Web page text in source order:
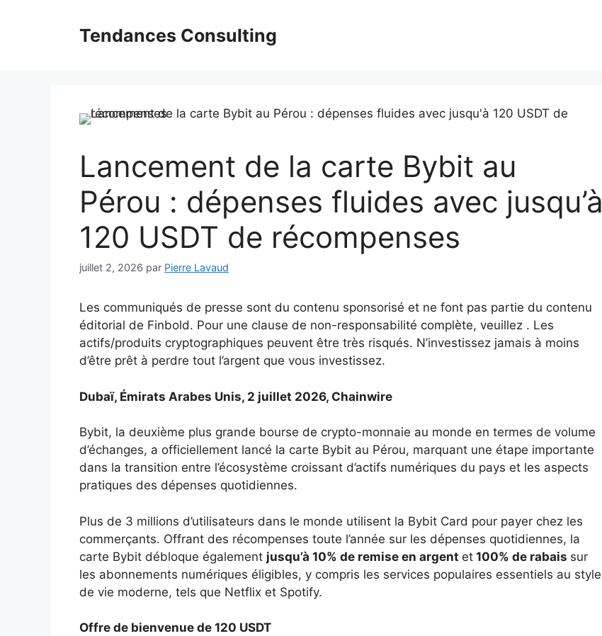
Tendances Consulting
Lancement de la carte Bybit au
Pérou : dépenses fluides avec jusqu’à
120 USDT de récompenses
juillet 2, 2026 par Pierre Lavaud
Les communiqués de presse sont du contenu sponsorisé et ne font pas partie du contenu
éditorial de Finbold. Pour une clause de non-responsabilité complète, veuillez . Les
actifs/produits cryptographiques peuvent être très risqués. N’investissez jamais à moins
d’être prêt à perdre tout l’argent que vous investissez.
Dubaï, Émirats Arabes Unis, 2 juillet 2026, Chainwire
Bybit, la deuxième plus grande bourse de crypto-monnaie au monde en termes de volume
d’échanges, a officiellement lancé la carte Bybit au Pérou, marquant une étape importante
dans la transition entre l’écosystème croissant d’actifs numériques du pays et les aspects
pratiques des dépenses quotidiennes.
Plus de 3 millions d’utilisateurs dans le monde utilisent la Bybit Card pour payer chez les
commerçants. Offrant des récompenses toute l’année sur les dépenses quotidiennes, la
carte Bybit débloque également jusqu’à 10% de remise en argent et 100% de rabais sur
les abonnements numériques éligibles, y compris les services populaires essentiels au style
de vie moderne, tels que Netflix et Spotify.
Offre de bienvenue de 120 USDT